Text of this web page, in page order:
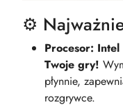
⚙️
Procesor:
Twoje gry!
płynnie,
rozgrywce.